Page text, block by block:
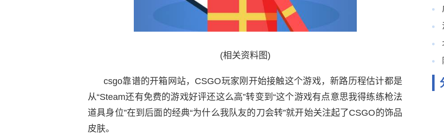
(相关资料图)
csgo靠谱的开箱网站，CSGO玩家刚开始接触这个游戏，新路历程估计都是
从“Steam还有免费的游戏好评还这么高”转变到“这个游戏有点意思我得练练枪法
道具身位”在到后面的经典“为什么我队友的刀会转”就开始关注起了CSGO的饰品
皮肤。